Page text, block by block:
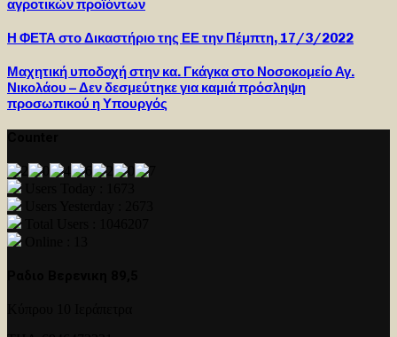
αγροτικών προϊόντων
Η ΦΕΤΑ στο Δικαστήριο της ΕΕ την Πέμπτη, 17/3/2022
Μαχητική υποδοχή στην κα. Γκάγκα στο Νοσοκομείο Αγ.
Νικολάου – Δεν δεσμεύτηκε για καμιά πρόσληψη
προσωπικού η Υπουργός